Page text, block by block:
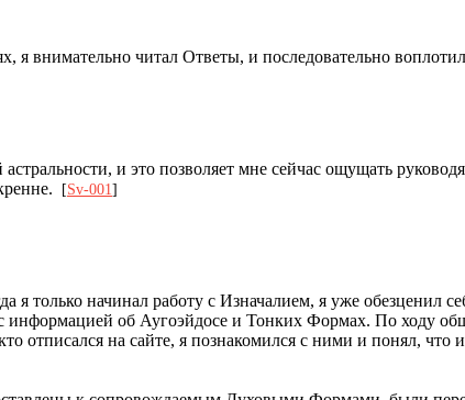
я внимательно читал Ответы, и последовательно
и это позволяет мне сейчас ощущать
[Sv-001 ]
я только начинал работу с Изначалием, я уже
об Аугоэйдосе и Тонких Формах. По ходу
отписался на сайте, я познакомился с ними и понял,